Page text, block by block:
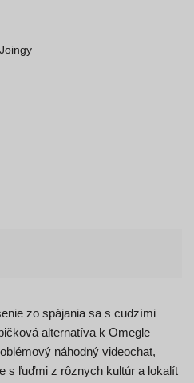
Joingy
zo spájania sa s cudzími
alternatíva k Omegle
náhodný videochat,
s ľuďmi z rôznych kultúr a lokalít